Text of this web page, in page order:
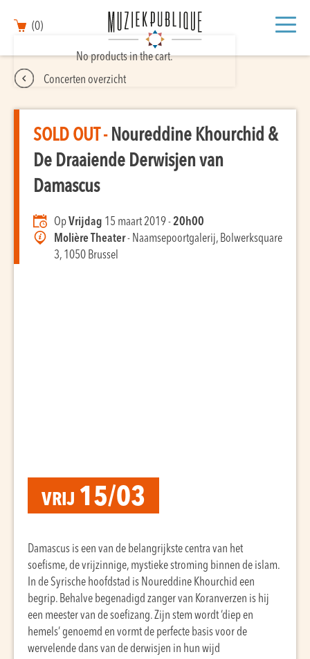
(0)
No products in the cart.
Concerten overzicht
SOLD OUT - Noureddine Khourchid &
De Draaiende Derwisjen van
Damascus
OpVrijdag 15 maart 2019 -20h00
Molière Theater- Naamsepoortgalerij, Bolwerksquare
3, 1050 Brussel
VRIJ 15/03
Damascus is een van de belangrijkste centra van het
soefisme, de vrijzinnige, mystieke stroming binnen de islam.
In de Syrische hoofdstad is Noureddine Khourchid een
begrip. Behalve begenadigd zanger van Koranverzen is hij
een meester van de soefizang. Zijn stem wordt ‘diep en
hemels’ genoemd en vormt de perfecte basis voor de
wervelende dans van de derwisjen in hun wijd